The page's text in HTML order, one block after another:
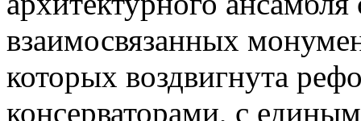
взаимосвязанных
которых воздвигнута
консерваторами, с